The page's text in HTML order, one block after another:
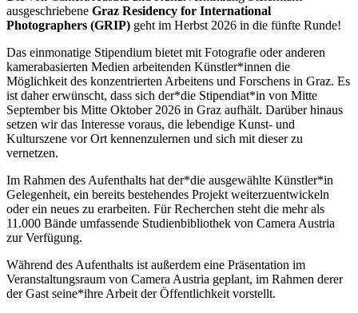
ausgeschriebene Graz Residency for International
Photographers (GRIP) geht im Herbst 2026 in die fünfte Runde!
Das einmonatige Stipendium bietet mit Fotografie oder anderen
kamerabasierten Medien arbeitenden Künstler*innen die
Möglichkeit des konzentrierten Arbeitens und Forschens in Graz. Es
ist daher erwünscht, dass sich der*die Stipendiat*in von Mitte
September bis Mitte Oktober 2026 in Graz aufhält. Darüber hinaus
setzen wir das Interesse voraus, die lebendige Kunst- und
Kulturszene vor Ort kennenzulernen und sich mit dieser zu
vernetzen.
Im Rahmen des Aufenthalts hat der*die ausgewählte Künstler*in
Gelegenheit, ein bereits bestehendes Projekt weiterzuentwickeln
oder ein neues zu erarbeiten. Für Recherchen steht die mehr als
11.000 Bände umfassende Studienbibliothek von Camera Austria
zur Verfügung.
Während des Aufenthalts ist außerdem eine Präsentation im
Veranstaltungsraum von Camera Austria geplant, im Rahmen derer
der Gast seine*ihre Arbeit der Öffentlichkeit vorstellt.